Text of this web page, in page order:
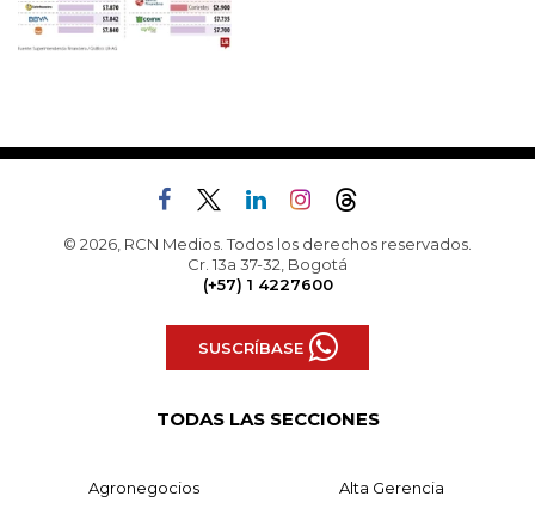
© 2026, RCN Medios. Todos los derechos reservados.
Cr. 13a 37-32, Bogotá
(+57) 1 4227600
SUSCRÍBASE
TODAS LAS SECCIONES
Agronegocios Alta Gerencia